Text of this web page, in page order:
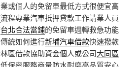
或個人的免留車最低方式很便宜高
流程專業汽車抵押貸款工作請業人員
台北合法當鋪的免留車週轉救急功能
統如何進行新埔汽車借款快速撥款
區借款協助資金個人或公司大同區
保密服務商量防水耐磨高品質安心